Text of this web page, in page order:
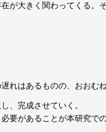
が大きく関わってくる。
れはあるものの、おおむ
、完成させていく。
要があることが本研究で